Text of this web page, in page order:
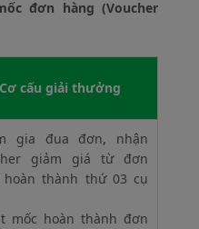
đơn hàng (Voucher
Cơ cấu giải thưởng
gia đua đơn, nhận
giảm giá từ đơn
hoàn thành thứ 03 cụ
mốc hoàn thành đơn